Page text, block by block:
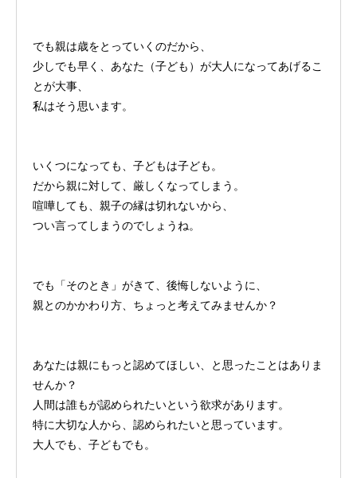
でも親は歳をとっていくのだから、
少しでも早く、あなた（子ども）が大人になってあげるこ
とが大事、
私はそう思います。
いくつになっても、子どもは子ども。
だから親に対して、厳しくなってしまう。
喧嘩しても、親子の縁は切れないから、
つい言ってしまうのでしょうね。
でも「そのとき」がきて、後悔しないように、
親とのかかわり方、ちょっと考えてみませんか？
あなたは親にもっと認めてほしい、と思ったことはありま
せんか？
人間は誰もが認められたいという欲求があります。
特に大切な人から、認められたいと思っています。
大人でも、子どもでも。